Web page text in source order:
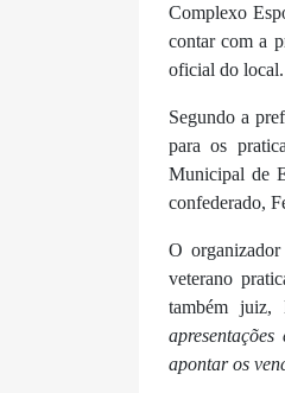
Complexo
contar com a
oficial do local.
Segundo a
para os
Municipal de
confederado,
O
veterano
também juiz,
apontar os